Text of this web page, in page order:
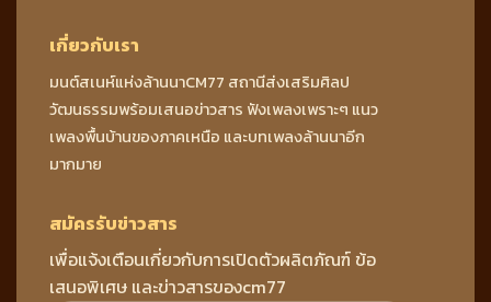
เกี่ยวกับเรา
มนต์สเนห์แห่งล้านนาCM77 สถานีส่งเสริมศิลป
วัฒนธรรมพร้อมเสนอข่าวสาร ฟังเพลงเพราะๆ แนว
เพลงพื้นบ้านของภาคเหนือ และบทเพลงล้านนาอีก
มากมาย
สมัครรับข่าวสาร
เพื่อแจ้งเตือนเกี่ยวกับการเปิดตัวผลิตภัณฑ์ ข้อ
เสนอพิเศษ และข่าวสารของcm77